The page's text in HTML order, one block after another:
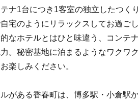
ナ1台につき1客室の独立したつく
宅のようにリラックスしてお過ご
なホテルとはひと味違う、コンテ
力。秘密基地に泊まるようなワクワ
楽しみください。
がある香春町は、博多駅・小倉駅